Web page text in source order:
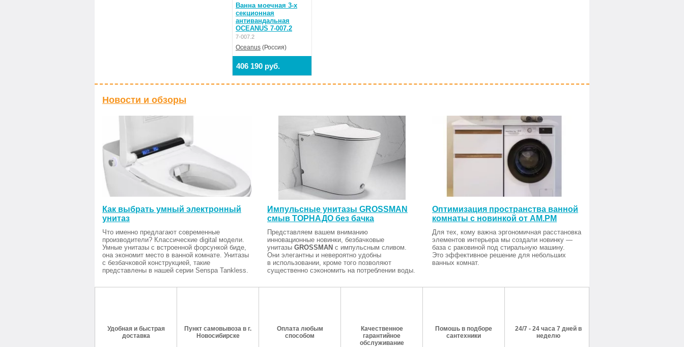
Ванна моечная 3-х
секционная
антивандальная
OCEANUS 7-007.2
7-007.2
Oceanus (Россия)
406 190 руб.
Новости и обзоры
Как выбрать умный электронный
унитаз
Что именно предлагают современные
производители? Классические digital модели.
Умные унитазы с встроенной форсункой биде,
она экономит место в ванной комнате. Унитазы
с безбачковой конструкцией, такие
представлены в нашей серии Senspa Tankless.
Импульсные унитазы GROSSMAN
смыв ТОРНАДО без бачка
Представляем вашем вниманию
инновационные новинки, безбачковые
унитазы GROSSMAN с импульсным сливом.
Они элегантны и невероятно удобны
в использовании, кроме того позволяют
существенно сэкономить на потреблении воды.
Оптимизация пространства ванной
комнаты с новинкой от AM.PM
Для тех, кому важна эргономичная расстановка
элементов интерьера мы создали новинку —
база с раковиной под стиральную машину.
Это эффективное решение для небольших
ванных комнат.
Удобная и быстрая
доставка
Пункт самовывоза в г.
Новосибирске
Оплата любым
способом
Качественное
гарантийное
обслуживание
Помошь в подборе
сантехники
24/7 - 24 часа 7 дней в
неделю